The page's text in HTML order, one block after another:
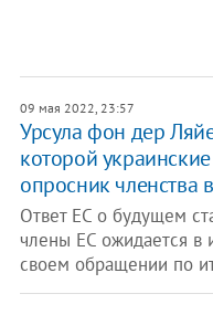
09 мая 2022, 23:57
Урсула фон дер
которой
опросник членства
Ответ ЕС о будущем
члены ЕС ожидается в
своем обращении по